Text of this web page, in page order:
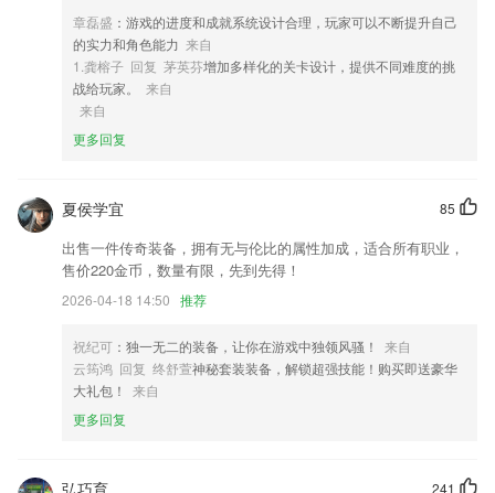
4,一些已知问题修复
5,直接展露经营数据，每次在首页可以第一眼看到最新的手机维修收益；
6,海量真人语音包，给你在游戏聊天中增加更多乐趣，吃鸡、王者等热门
游戏，日常聊天、热歌清唱，总有语音包适合你。
1.紧贴教材，配合学校老师，推出“科目闯关”“满分课堂”等精品模块，加
强学生课本知识的吸收，成绩有保障。
2.带给用户十分不错的使用，教学资料都是可以免费去获取，优质体验。
3.战略规划、组织发展、HR三支柱、TM（人才管理）、招聘、培训发
展、绩效管理、薪酬管理、企业文化、员工关系、行政办公、心理学、E
4.·只要您拥有手机或是电脑，依托软件知识网络，您就能合理利用碎片
化时间学习
5.数据永久保存，为监管部门提供有力监管保障
上也是可以教学的；
章磊盛 ：游戏的进度和成就系统设计合理，玩家可以不断提升自己
的实力和角色能力 来自
1.龚榕子 回复 茅英芬增加多样化的关卡设计，提供不同难度的挑
战给玩家。
来自
来自
更多回复
85
夏侯学宜
出售一件传奇装备，拥有无与伦比的属性加成，适合所有职业，
售价220金币，数量有限，先到先得！
2026-04-18 14:50 推荐
祝纪可 ：独一无二的装备，让你在游戏中独领风骚！
来自
云筠鸿 回复 终舒萱神秘套装装备，解锁超强技能！购买即送豪华
大礼包！
来自
更多回复
241
弘巧育